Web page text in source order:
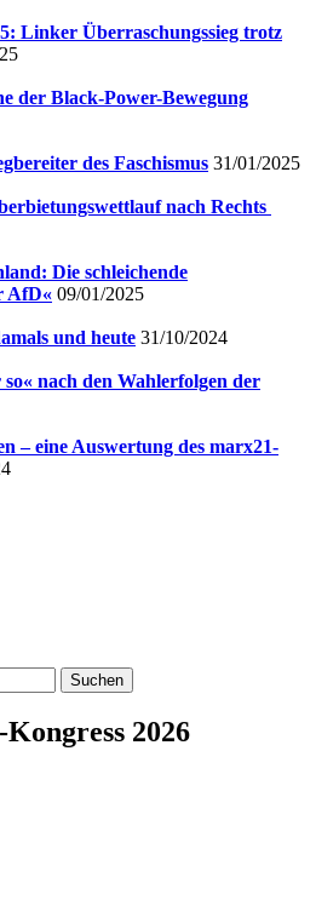
Linker Überraschungssieg trotz
der Black-Power-Bewegung
des Faschismus 31/01/2025
nach Rechts
Die schleichende
AfD« 09/01/2025
und heute 31/10/2024
nach den Wahlerfolgen der
– eine Auswertung des marx21-
2026